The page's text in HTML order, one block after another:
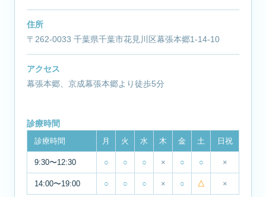
住所
〒262-0033 千葉県千葉市花見川区幕張本郷1-14-10
アクセス
幕張本郷、京成幕張本郷より徒歩5分
診療時間
診療時間 月 火 水 木 金 土 日祝
9:30〜12:30 ○ ○ ○ × ○ ○ ×
14:00〜19:00 ○ ○ ○ × ○ △ ×